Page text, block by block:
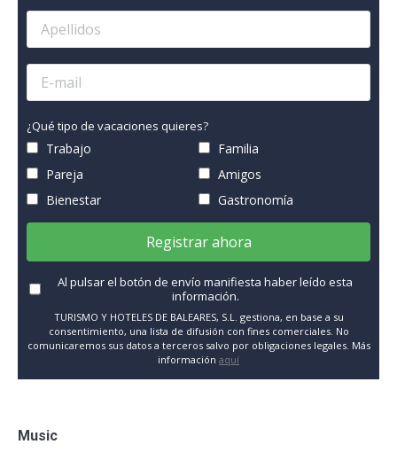
¿Qué tipo de vacaciones quieres?
Trabajo
Familia
Pareja
Amigos
Bienestar
Gastronomía
Registrar ahora
Al pulsar el botón de envío manifiesta haber leído esta
información.
TURISMO Y HOTELES DE BALEARES, S.L. gestiona, en base a su
consentimiento, una lista de difusión con fines comerciales. No
comunicaremos sus datos a terceros salvo por obligaciones legales. Más
información aquí
Music